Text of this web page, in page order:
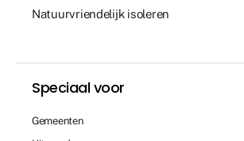
Natuurvriendelijk isoleren
Speciaal voor
Gemeenten